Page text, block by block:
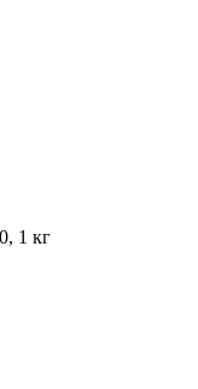
1 кг